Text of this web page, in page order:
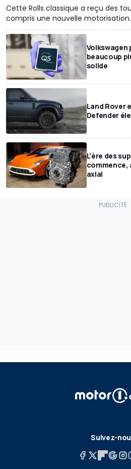
Cette Rolls classique a reçu des
compris une nouvelle motorisation.
Volkswagen
beaucoup
solide
Land Rover
Defender
L'ère des
commence,
axial
Suivez-